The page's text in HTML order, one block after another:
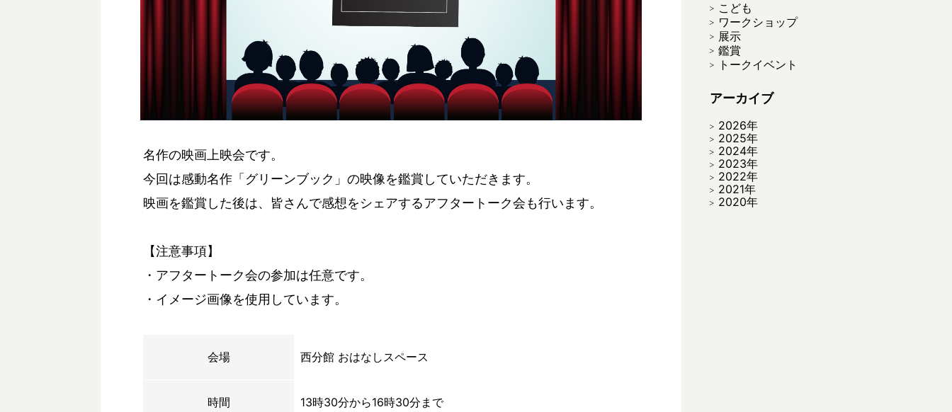
名作の映画上映会です。
今回は感動名作「グリーンブック」の映像を鑑賞していただきます。
映画を鑑賞した後は、皆さんで感想をシェアするアフタートーク会も行います。
【注意事項】
・アフタートーク会の参加は任意です。
・イメージ画像を使用しています。
会場 西分館 おはなしスペース
時間 13時30分から16時30分まで
こども
ワークショップ
展示
鑑賞
トークイベント
アーカイブ
2026年
2025年
2024年
2023年
2022年
2021年
2020年